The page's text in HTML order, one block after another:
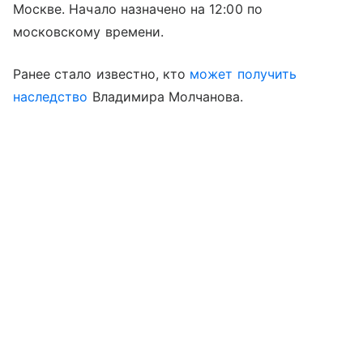
Москве. Начало назначено на 12:00 по
московскому времени.
Ранее стало известно, кто может получить
наследство Владимира Молчанова.